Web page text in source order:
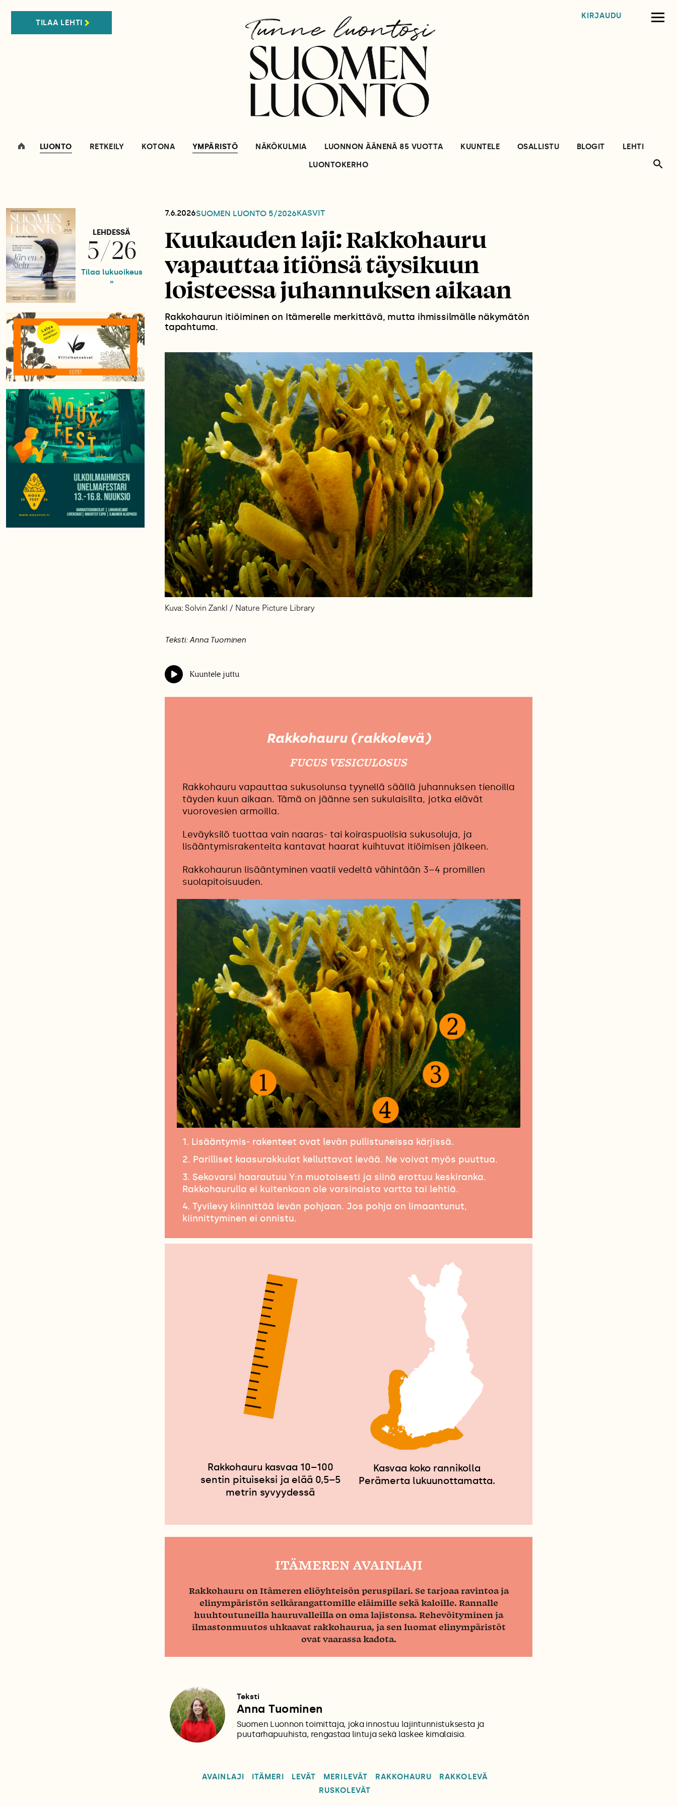
TILAA LEHTI
KIRJAUDU
LUONTO RETKEILY KOTONA YMPÄRISTÖ NÄKÖKULMIA LUONNON ÄÄNENÄ 85 VUOTTA KUUNTELE OSALLISTU BLOGIT
LEHTI
LUONTOKERHO
LEHDESSÄ
5/26
Tilaa lukuoikeus
»
7.6.2026SUOMEN LUONTO 5/2026KASVIT
Kuukauden laji: Rakkohauru
vapauttaa itiönsä täysikuun
loisteessa juhannuksen aikaan
Rakkohaurun itiöiminen on Itämerelle merkittävä, mutta ihmissilmälle näkymätön
tapahtuma.
Kuva: Solvin Zankl / Nature Picture Library
Teksti: Anna Tuominen
Kuuntele juttu
Rakkohauru (rakkolevä)
FUCUS VESICULOSUS
Rakkohauru vapauttaa sukusolunsa tyynellä säällä juhannuksen tienoilla
täyden kuun aikaan. Tämä on jäänne sen sukulaisilta, jotka elävät
vuorovesien armoilla.
Leväyksilö tuottaa vain naaras- tai koiraspuolisia sukusoluja, ja
lisääntymisrakenteita kantavat haarat kuihtuvat itiöimisen jälkeen.
Rakkohaurun lisääntyminen vaatii vedeltä vähintään 3–4 promillen
suolapitoisuuden.
1. Lisääntymis- rakenteet ovat levän pullistuneissa kärjissä.
2. Parilliset kaasurakkulat kelluttavat levää. Ne voivat myös puuttua.
3. Sekovarsi haarautuu Y:n muotoisesti ja siinä erottuu keskiranka.
Rakkohaurulla ei kuitenkaan ole varsinaista vartta tai lehtiä.
4. Tyvilevy kiinnittää levän pohjaan. Jos pohja on limaantunut,
kiinnittyminen ei onnistu.
Rakkohauru kasvaa 10–100
sentin pituiseksi ja elää 0,5–5
metrin syvyydessä
Kasvaa koko rannikolla
Perämerta lukuunottamatta.
ITÄMEREN AVAINLAJI
Rakkohauru on Itämeren eliöyhteisön peruspilari. Se tarjoaa ravintoa ja
elinympäristön selkärangattomille eläimille sekä kaloille. Rannalle
huuhtoutuneilla hauruvalleilla on oma lajistonsa. Rehevöityminen ja
ilmastonmuutos uhkaavat rakkohaurua, ja sen luomat elinympäristöt
ovat vaarassa kadota.
Teksti
Anna Tuominen
Suomen Luonnon toimittaja, joka innostuu lajintunnistuksesta ja
puutarhapuuhista, rengastaa lintuja sekä laskee kimalaisia.
AVAINLAJI ITÄMERI LEVÄT MERILEVÄT RAKKOHAURU
RAKKOLEVÄ
RUSKOLEVÄT